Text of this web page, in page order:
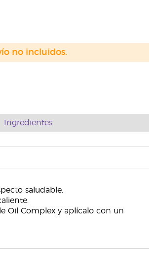
no incluidos.
Ingredientes
saludable.
Oil Complex y aplícalo con un